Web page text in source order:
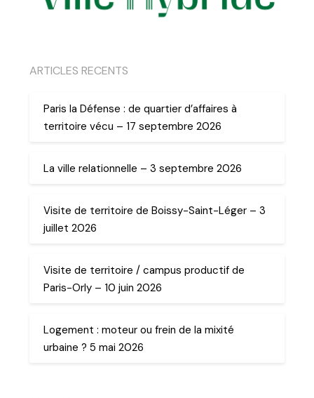
ARTICLES RECENTS
Paris la Défense : de quartier d’affaires à
territoire vécu – 17 septembre 2026
La ville relationnelle – 3 septembre 2026
Visite de territoire de Boissy-Saint-Léger – 3
juillet 2026
Visite de territoire / campus productif de
Paris-Orly – 10 juin 2026
Logement : moteur ou frein de la mixité
urbaine ? 5 mai 2026